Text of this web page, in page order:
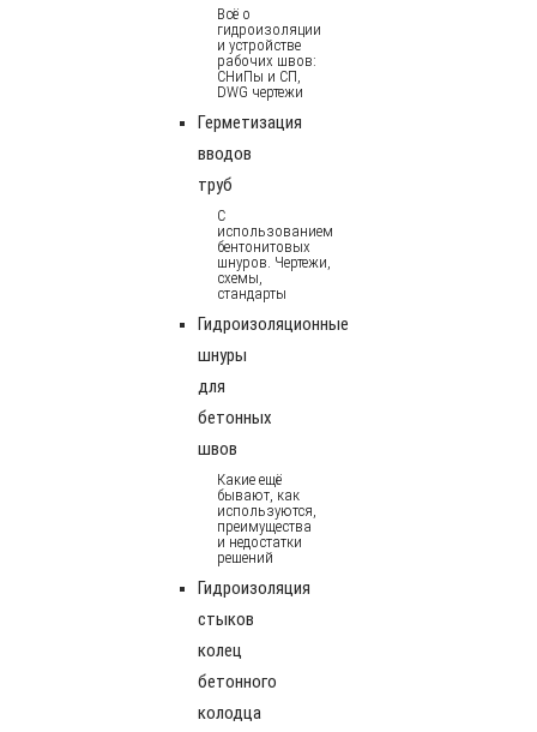
Всё о
гидроизоляции
и устройстве
рабочих швов:
СНиПы и СП,
DWG чертежи
Герметизация
вводов
труб
С
использованием
бентонитовых
шнуров. Чертежи,
схемы,
стандарты
Гидроизоляционные
шнуры
для
бетонных
швов
Какие ещё
бывают, как
используются,
преимущества
и недостатки
решений
Гидроизоляция
стыков
колец
бетонного
колодца